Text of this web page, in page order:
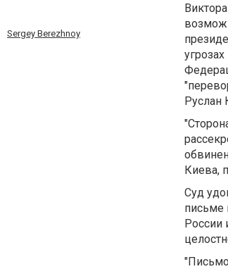
Sergey Berezhnoy
Руслан
Киева,
Суд
письме
России